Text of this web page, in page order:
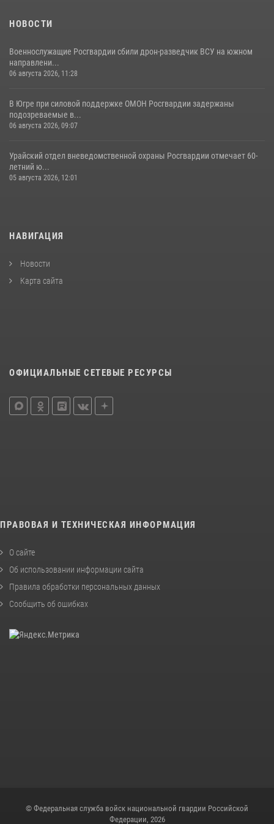
НОВОСТИ
Военнослужащие Росгвардии сбили дрон-разведчик ВСУ на южном
направлени...
06 августа 2026, 11:28
В Югре при силовой поддержке ОМОН Росгвардии задержаны
подозреваемые в...
06 августа 2026, 09:07
Урайский отдел вневедомственной охраны Росгвардии отмечает 60-
летний ю...
05 августа 2026, 12:01
НАВИГАЦИЯ
Новости
Карта сайта
ОФИЦИАЛЬНЫЕ СЕТЕВЫЕ РЕСУРСЫ
ПРАВОВАЯ И ТЕХНИЧЕСКАЯ ИНФОРМАЦИЯ
О сайте
Об использовании информации сайта
Правила обработки персональных данных
Сообщить об ошибках
© Федеральная служба войск национальной гвардии Российской
Федерации, 2026